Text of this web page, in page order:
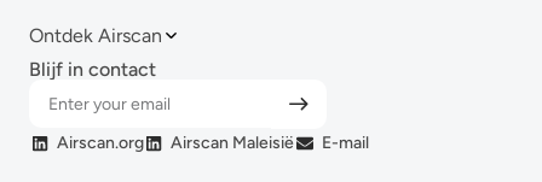
Ontdek Airscan
Blijf in contact
Airscan.org Airscan Maleisië E-mail